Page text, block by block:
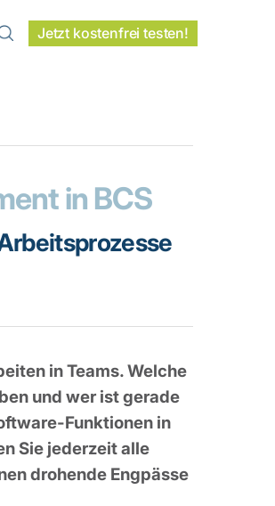
Jetzt kostenfrei testen!
in BCS
in Teams. Welche
und wer ist gerade
Funktionen in
Sie jederzeit alle
drohende Engpässe